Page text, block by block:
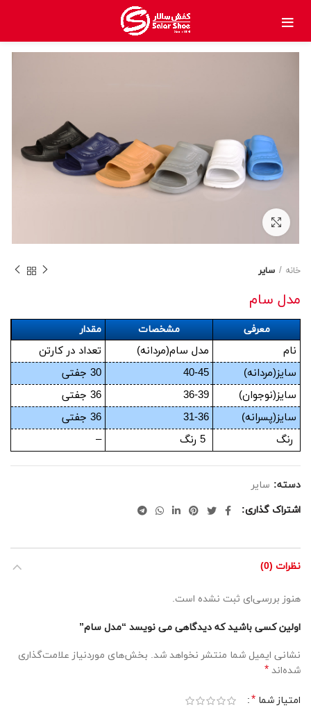
خانه سایر
مدل سام
معرفی مشخصات مقدار
نام مدل سام(مردانه)
تعداد در کارتن
سایز(مردانه)
40-45
30 جفتی
سایز(نوجوان)
36-39
36 جفتی
سایز(پسرانه)
31-36
36 جفتی
رنگ
–
دسته: سایر
اشتراک گذاری
نظرات (0)
هنوز بررسی‌ای ثبت نشده است.
اولین کسی باشید که دیدگاهی می نویسد “مدل سام”
نشانی ایمیل شما منتشر نخواهد شد. بخش‌های موردنیاز علامت‌گذاری
شده‌اند *
امتیاز شما *